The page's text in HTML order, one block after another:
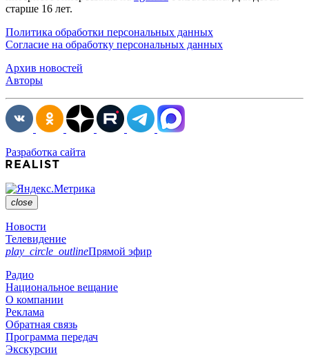
старше 16 лет.
Политика обработки персональных данных
Согласие на обработку персональных данных
Архив новостей
Авторы
Разработка сайта
close
Новости
Телевидение
play_circle_outlineПрямой эфир
Радио
Национальное вещание
О компании
Реклама
Обратная связь
Программа передач
Экскурсии